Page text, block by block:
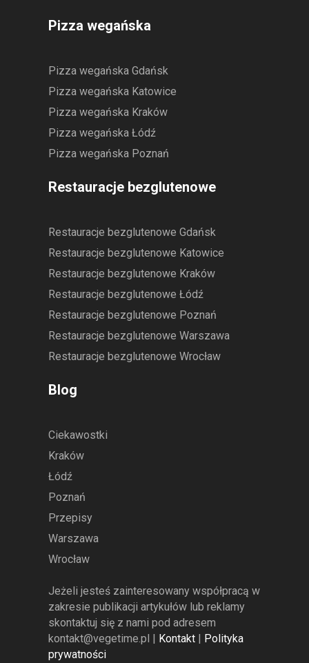
Pizza wegańska
Pizza wegańska Gdańsk
Pizza wegańska Katowice
Pizza wegańska Kraków
Pizza wegańska Łódź
Pizza wegańska Poznań
Restauracje bezglutenowe
Restauracje bezglutenowe Gdańsk
Restauracje bezglutenowe Katowice
Restauracje bezglutenowe Kraków
Restauracje bezglutenowe Łódź
Restauracje bezglutenowe Poznań
Restauracje bezglutenowe Warszawa
Restauracje bezglutenowe Wrocław
Blog
Ciekawostki
Kraków
Łódź
Poznań
Przepisy
Warszawa
Wrocław
Jeżeli jesteś zainteresowany współpracą w
zakresie publikacji artykułów lub reklamy
skontaktuj się z nami pod adresem
kontakt@vegetime.pl | Kontakt | Polityka
prywatności